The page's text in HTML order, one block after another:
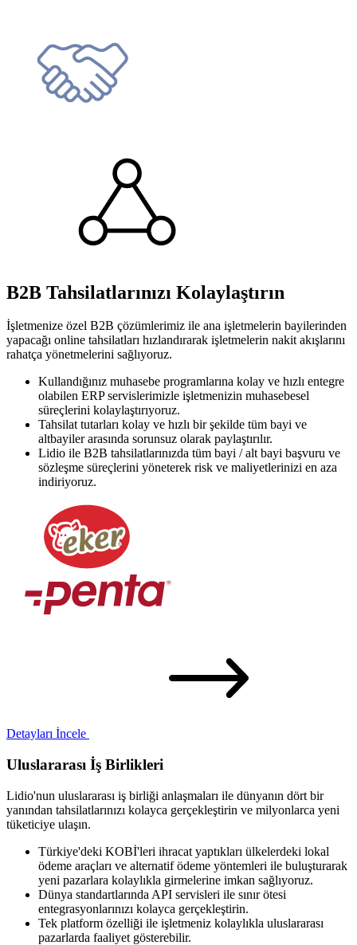
B2B Tahsilatlarınızı Kolaylaştırın
İşletmenize özel B2B çözümlerimiz ile ana işletmelerin bayilerinden
yapacağı online tahsilatları hızlandırarak işletmelerin nakit akışlarını
rahatça yönetmelerini sağlıyoruz.
Kullandığınız muhasebe programlarına kolay ve hızlı entegre
olabilen ERP servislerimizle işletmenizin muhasebesel
süreçlerini kolaylaştırıyoruz.
Tahsilat tutarları kolay ve hızlı bir şekilde tüm bayi ve
altbayiler arasında sorunsuz olarak paylaştırılır.
Lidio ile B2B tahsilatlarınızda tüm bayi / alt bayi başvuru ve
sözleşme süreçlerini yöneterek risk ve maliyetlerinizi en aza
indiriyoruz.
Detayları İncele
Uluslararası İş Birlikleri
Lidio'nun uluslararası iş birliği anlaşmaları ile dünyanın dört bir
yanından tahsilatlarınızı kolayca gerçekleştirin ve milyonlarca yeni
tüketiciye ulaşın.
Türkiye'deki KOBİ'leri ihracat yaptıkları ülkelerdeki lokal
ödeme araçları ve alternatif ödeme yöntemleri ile buluşturarak
yeni pazarlara kolaylıkla girmelerine imkan sağlıyoruz.
Dünya standartlarında API servisleri ile sınır ötesi
entegrasyonlarınızı kolayca gerçekleştirin.
Tek platform özelliği ile işletmeniz kolaylıkla uluslararası
pazarlarda faaliyet gösterebilir.